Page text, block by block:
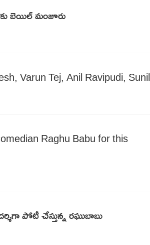
బెయిల్ మంజూరు
Varun Tej, Anil Ravipudi, Sunil
Raghu Babu for this
పోటీ చేస్తున్న రఘుబాబు